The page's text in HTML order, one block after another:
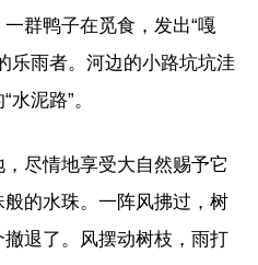
群鸭子在觅食，发出“嘎
乐雨者。河边的小路坑坑洼
泥路”。
尽情地享受大自然赐予它
的水珠。一阵风拂过，树
退了。风摆动树枝，雨打